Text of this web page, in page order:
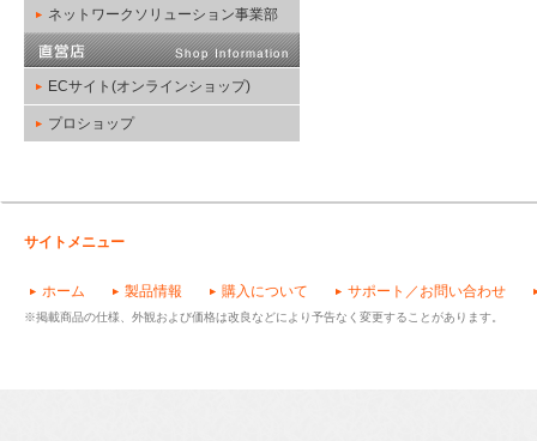
ネットワークソリューション事業部
ECサイト(オンラインショップ)
プロショップ
サイトメニュー
ホーム 製品情報 購入について サポート／お問い合わせ
※掲載商品の仕様、外観および価格は改良などにより予告なく変更することがあります。